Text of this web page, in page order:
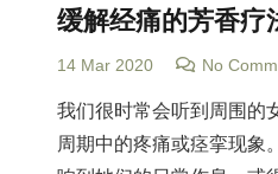
缓解经痛的芳香疗
14 Mar 2020 No
我们很时常会听到周围的
周期中的疼痛或痉挛现象